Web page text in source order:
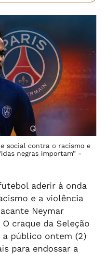
social contra o racismo e
negras importam” -
aderir à onda
e a violência
Neymar
craque da Seleção
a público ontem (2)
para endossar a